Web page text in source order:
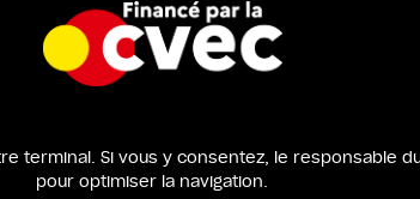
terminal. Si vous y consentez, le responsable
pour optimiser la navigation.